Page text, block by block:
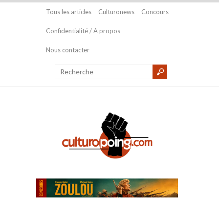
Tous les articles Culturonews Concours
Confidentialité / A propos
Nous contacter